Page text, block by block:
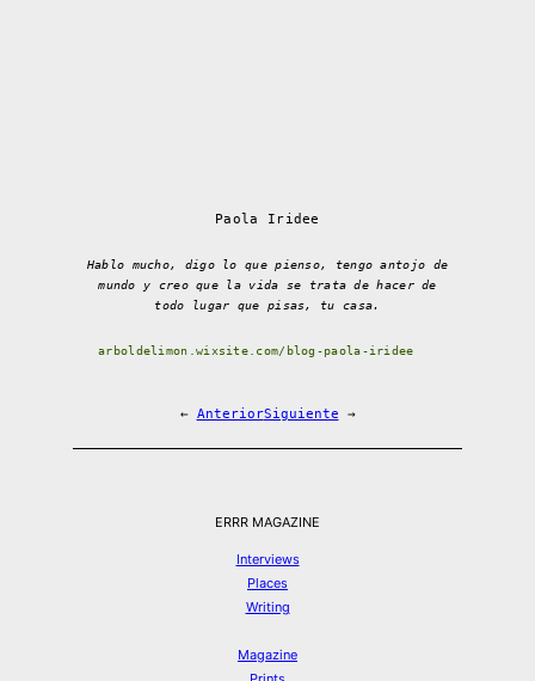
Paola Iridee
Hablo mucho, digo lo que pienso, tengo antojo de
mundo y creo que la vida se trata de hacer de
todo lugar que pisas, tu casa.
arboldelimon.wixsite.com/blog-paola-iridee
← AnteriorSiguiente →
ERRR MAGAZINE
Interviews
Places
Writing
Magazine